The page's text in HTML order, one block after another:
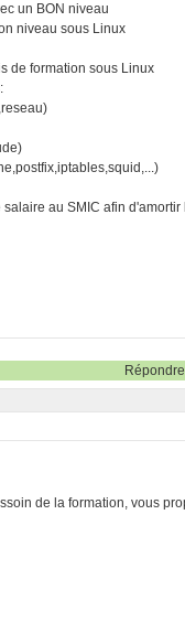
un BON niveau
niveau sous Linux
de formation sous Linux
au SMIC afin
Répondre
de la formation, vous